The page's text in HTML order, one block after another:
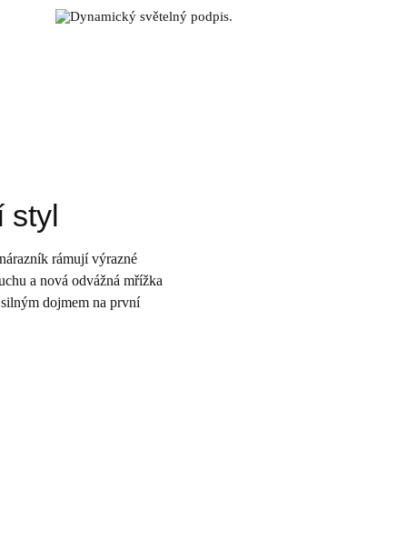
styl
rámují výrazné
a nová odvážná mřížka
dojmem na první